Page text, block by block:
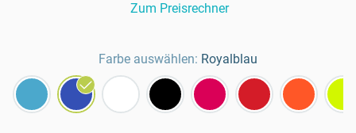
Zum Preisrechner
Farbe auswählen: Royalblau